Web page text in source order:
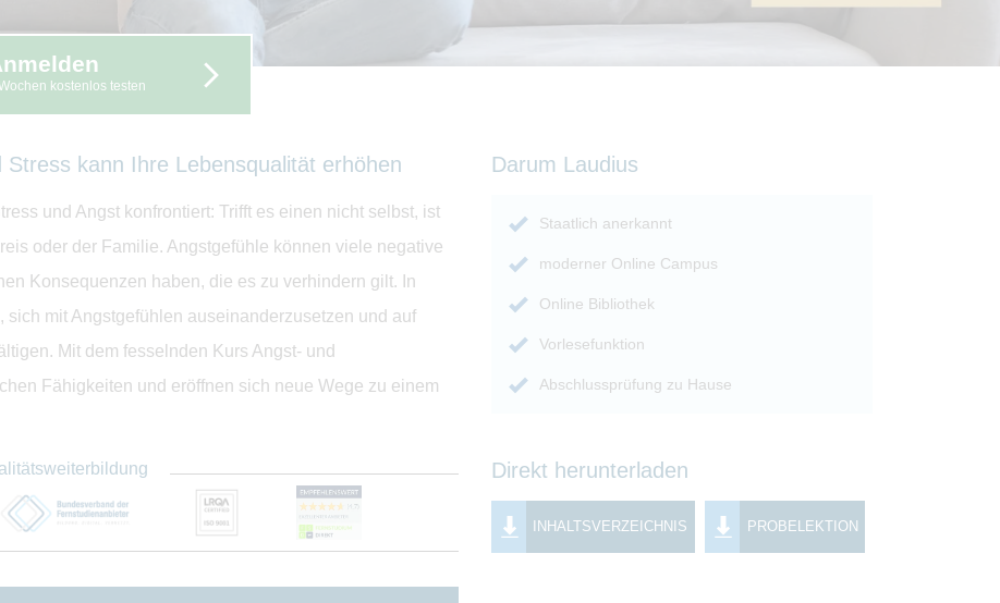
kostenlos testen
kann Ihre Lebensqualität erhöhen
und Angst konfrontiert: Trifft es einen nicht selbst, ist
oder der Familie. Angstgefühle können viele negative
Konsequenzen haben, die es zu verhindern gilt. In
mit Angstgefühlen auseinanderzusetzen und auf
Mit dem fesselnden Kurs Angst- und
Fähigkeiten und eröffnen sich neue Wege zu einem
Darum Laudius
Staatlich anerkannt
moderner Online Campus
Online Bibliothek
Vorlesefunktion
Abschlussprüfung zu Hause
Direkt herunterladen
INHALTSVERZEICHNIS PROBELEKTION